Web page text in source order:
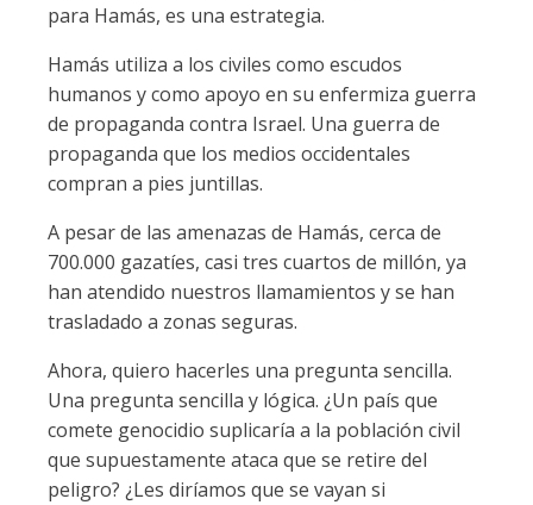
para Hamás, es una estrategia.
Hamás utiliza a los civiles como escudos
humanos y como apoyo en su enfermiza guerra
de propaganda contra Israel. Una guerra de
propaganda que los medios occidentales
compran a pies juntillas.
A pesar de las amenazas de Hamás, cerca de
700.000 gazatíes, casi tres cuartos de millón, ya
han atendido nuestros llamamientos y se han
trasladado a zonas seguras.
Ahora, quiero hacerles una pregunta sencilla.
Una pregunta sencilla y lógica. ¿Un país que
comete genocidio suplicaría a la población civil
que supuestamente ataca que se retire del
peligro? ¿Les diríamos que se vayan si